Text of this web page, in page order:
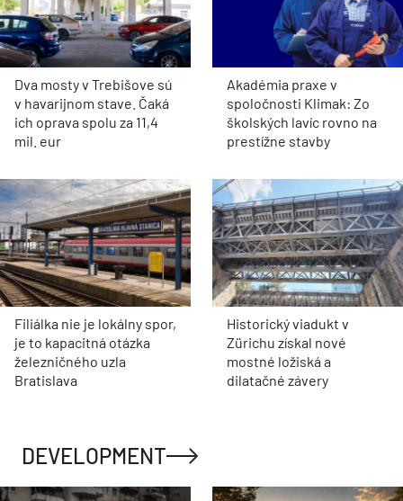
Dva mosty v Trebišove sú
v havarijnom stave. Čaká
ich oprava spolu za 11,4
mil. eur
Akadémia praxe v
spoločnosti Klimak: Zo
školských lavíc rovno na
prestížne stavby
Filiálka nie je lokálny spor,
je to kapacitná otázka
železničného uzla
Bratislava
Historický viadukt v
Zürichu získal nové
mostné ložiská a
dilatačné závery
DEVELOPMENT